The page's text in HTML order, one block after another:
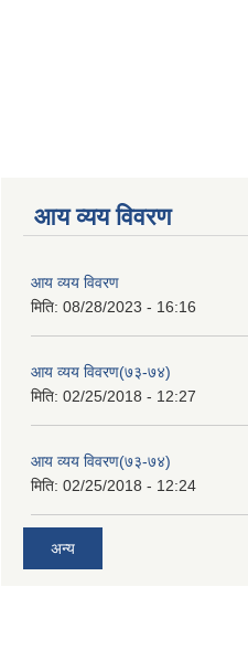
आय व्यय विवरण
आय व्यय विवरण
मिति: 08/28/2023 - 16:16
आय व्यय विवरण(७३-७४)
मिति: 02/25/2018 - 12:27
आय व्यय विवरण(७३-७४)
मिति: 02/25/2018 - 12:24
अन्य